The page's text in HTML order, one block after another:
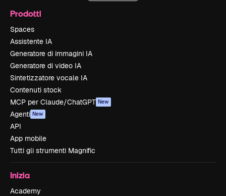
Prodotti
Spaces
Assistente IA
Generatore di immagini IA
Generatore di video IA
Sintetizzatore vocale IA
Contenuti stock
MCP per Claude/ChatGPT New
Agenti New
API
App mobile
Tutti gli strumenti Magnific
Inizia
Academy